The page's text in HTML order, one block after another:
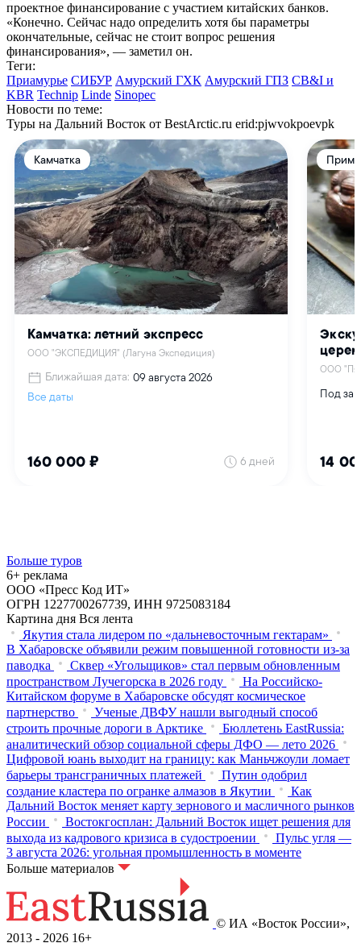
проектное финансирование с участием китайских банков.
«Конечно. Сейчас надо определить хотя бы параметры
окончательные, сейчас не стоит вопрос решения
финансирования», — заметил он.
Теги:
Приамурье СИБУР Амурский ГХК Амурский ГПЗ CB&I и
KBR Technip Linde Sinopec
Новости по теме:
Туры на Дальний Восток от BestArctic.ru erid:pjwvokpoevpk
Больше туров
6+ реклама
ООО «Пресс Код ИТ»
ОГРН 1227700267739, ИНН 9725083184
Картина дня Вся лента
Якутия стала лидером по «дальневосточным гектарам»
В Хабаровске объявили режим повышенной готовности из‑за
паводка
Сквер «Угольщиков» стал первым обновленным
пространством Лучегорска в 2026 году
На Российско-
Китайском форуме в Хабаровске обсудят космическое
партнерство
Ученые ДВФУ нашли выгодный способ
строить прочные дороги в Арктике
Бюллетень EastRussia:
аналитический обзор социальной сферы ДФО — лето 2026
Цифровой юань выходит на границу: как Маньчжоули ломает
барьеры трансграничных платежей
Путин одобрил
создание кластера по огранке алмазов в Якутии
Как
Дальний Восток меняет карту зернового и масличного рынков
России
Востокгосплан: Дальний Восток ищет решения для
выхода из кадрового кризиса в судостроении
Пульс угля —
3 августа 2026: угольная промышленность в моменте
Больше материалов
© ИА «Восток России»,
2013 - 2026 16+